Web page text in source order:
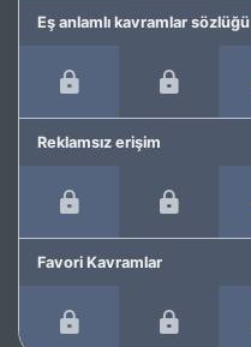
Eş anlamlı kavramlar sözlüğü
Reklamsız erişim
Favori Kavramlar